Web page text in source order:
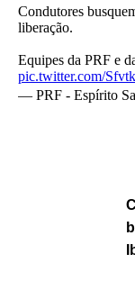
Condutores
liberação.
Equipes da PRF e
pic.twitter.com/
— PRF - Espírito